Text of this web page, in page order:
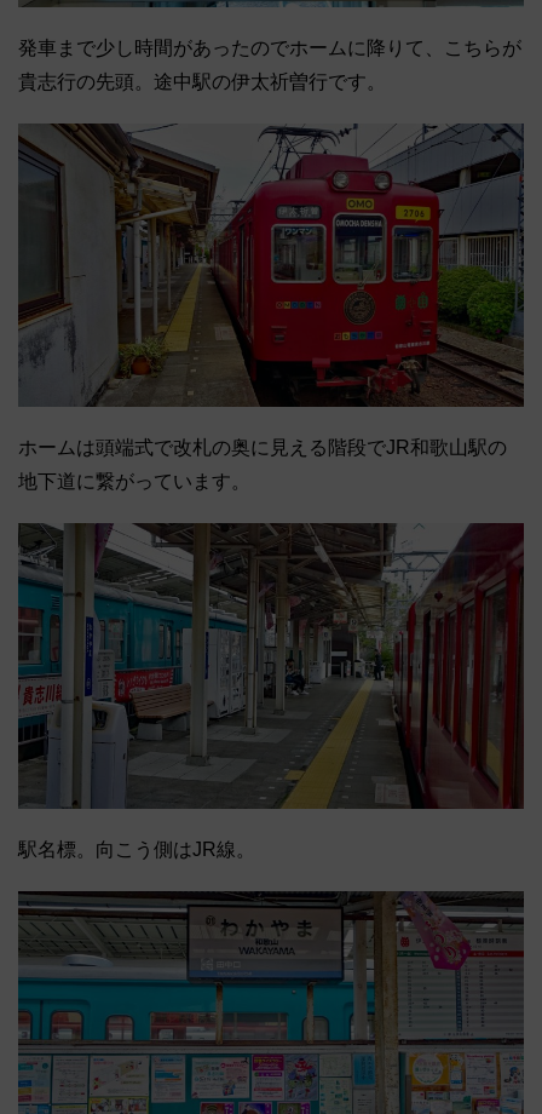
発車まで少し時間があったのでホームに降りて、こちらが
貴志行の先頭。途中駅の伊太祈曽行です。
ホームは頭端式で改札の奥に見える階段でJR和歌山駅の
地下道に繋がっています。
駅名標。向こう側はJR線。